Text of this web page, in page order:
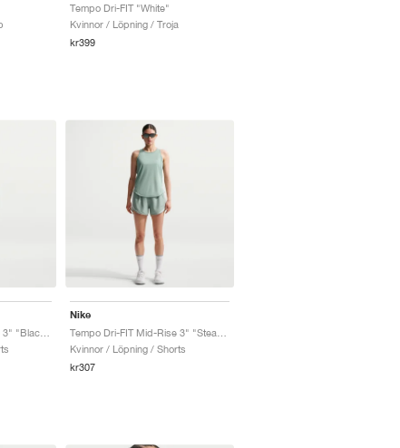
Tempo Dri-FIT "White"
Kvinnor / Löpning / Troja
kr399
Tempo Dri-FIT Mid-Rise 3" "Black & White"
Nike
Kvinnor / Löpning / Shorts
kr307